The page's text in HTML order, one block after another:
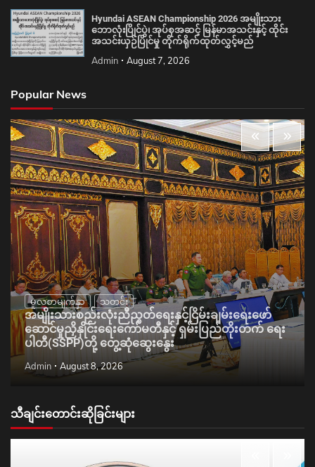
Hyundai ASEAN Championship 2026 အမျိုးသား
ဘောလုံးပြိုင်ပွဲ၊ အုပ်စုအဆင့် မြန်မာအသင်းနှင့် ထိုင်း
အသင်းယှဉ်ပြိုင်မှု တိုက်ရိုက်ထုတ်လွှင့်မည်
Admin August 7, 2026
Popular News
မူလစာမျက်နှာ သတင်း
အမျိုးသားစည်းလုံးညီညွတ်ရေးနှင့်ငြိမ်းချမ်းရေးဖော်
ဆောင်မှုညှိနှိုင်းရေးကော်မတီနှင့် ရှမ်းပြည်တိုးတက် ရေး
ပါတီ(SSPP)တို့ တွေ့ဆုံဆွေးနွေး
Admin August 8, 2026
သီချင်းတောင်းဆိုခြင်းများ